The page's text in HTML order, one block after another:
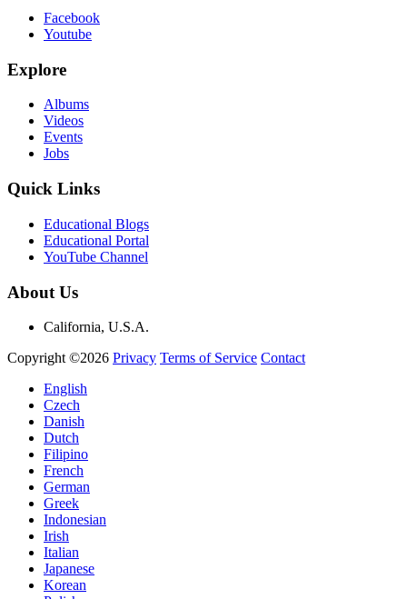
Facebook
Youtube
Explore
Albums
Videos
Events
Jobs
Quick Links
Educational Blogs
Educational Portal
YouTube Channel
About Us
California, U.S.A.
Copyright ©2026 Privacy Terms of Service Contact
English
Czech
Danish
Dutch
Filipino
French
German
Greek
Indonesian
Irish
Italian
Japanese
Korean